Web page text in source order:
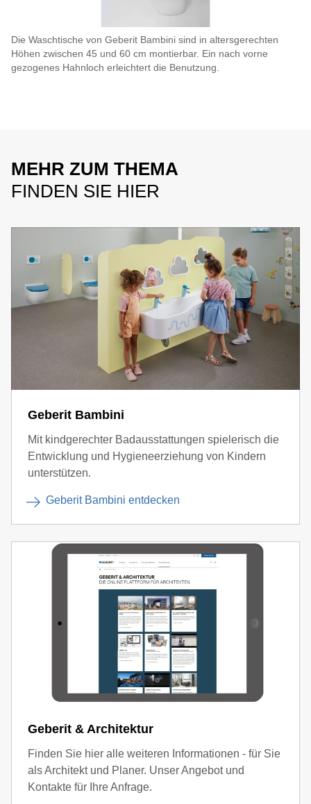
Die Waschtische von Geberit Bambini sind in altersgerechten
Höhen zwischen 45 und 60 cm montierbar. Ein nach vorne
gezogenes Hahnloch erleichtert die Benutzung.
MEHR ZUM THEMA
FINDEN SIE HIER
Geberit Bambini
Mit kindgerechter Badausstattungen spielerisch die
Entwicklung und Hygieneerziehung von Kindern
unterstützen.
Geberit Bambini entdecken
Geberit & Architektur
Finden Sie hier alle weiteren Informationen - für Sie
als Architekt und Planer. Unser Angebot und
Kontakte für Ihre Anfrage.